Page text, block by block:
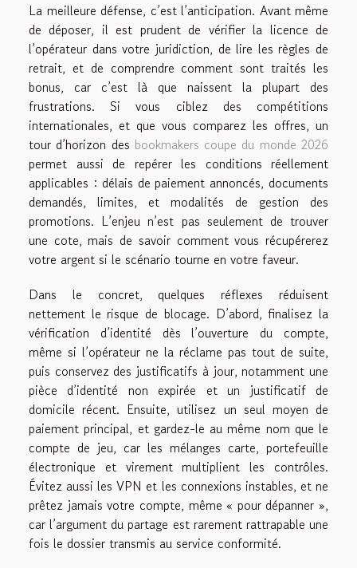
La meilleure défense, c’est l’anticipation. Avant même
de déposer, il est prudent de vérifier la licence de
l’opérateur dans votre juridiction, de lire les règles de
retrait, et de comprendre comment sont traités les
bonus, car c’est là que naissent la plupart des
frustrations. Si vous ciblez des compétitions
internationales, et que vous comparez les offres, un
tour d’horizon des bookmakers coupe du monde 2026
permet aussi de repérer les conditions réellement
applicables : délais de paiement annoncés, documents
demandés, limites, et modalités de gestion des
promotions. L’enjeu n’est pas seulement de trouver
une cote, mais de savoir comment vous récupérerez
votre argent si le scénario tourne en votre faveur.
Dans le concret, quelques réflexes réduisent
nettement le risque de blocage. D’abord, finalisez la
vérification d’identité dès l’ouverture du compte,
même si l’opérateur ne la réclame pas tout de suite,
puis conservez des justificatifs à jour, notamment une
pièce d’identité non expirée et un justificatif de
domicile récent. Ensuite, utilisez un seul moyen de
paiement principal, et gardez-le au même nom que le
compte de jeu, car les mélanges carte, portefeuille
électronique et virement multiplient les contrôles.
Évitez aussi les VPN et les connexions instables, et ne
prêtez jamais votre compte, même « pour dépanner »,
car l’argument du partage est rarement rattrapable une
fois le dossier transmis au service conformité.